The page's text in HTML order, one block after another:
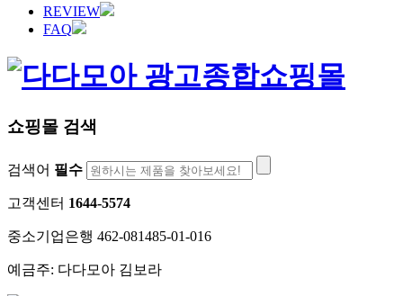
REVIEW
FAQ
쇼핑몰 검색
검색어 필수
고객센터 1644-5574
중소기업은행 462-081485-01-016
예금주: 다다모아 김보라